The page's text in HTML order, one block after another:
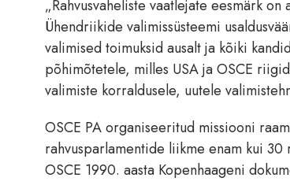
„Rahvusvaheliste vaatlejate eesmärk
Ühendriikide valimissüsteemi
valimised toimuksid ausalt ja kõiki
põhimõtetele, milles USA ja OSCE
valimiste korraldusele, uutele
OSCE PA organiseeritud missiooni
rahvusparlamentide liikme enam kui
OSCE 1990. aasta Kopenhaageni